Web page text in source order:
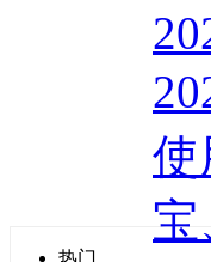
热门
使
宝